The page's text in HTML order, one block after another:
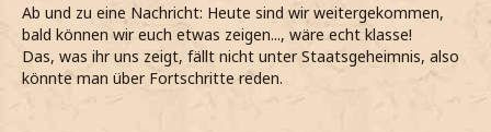
Ab und zu eine Nachricht: Heute sind wir weitergekommen,
bald können wir euch etwas zeigen..., wäre echt klasse!
Das, was ihr uns zeigt, fällt nicht unter Staatsgeheimnis, also
könnte man über Fortschritte reden.